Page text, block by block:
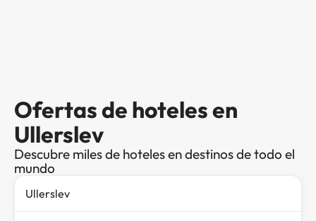
Ofertas de hoteles en
Ullerslev
Descubre miles de hoteles en destinos de todo el
mundo